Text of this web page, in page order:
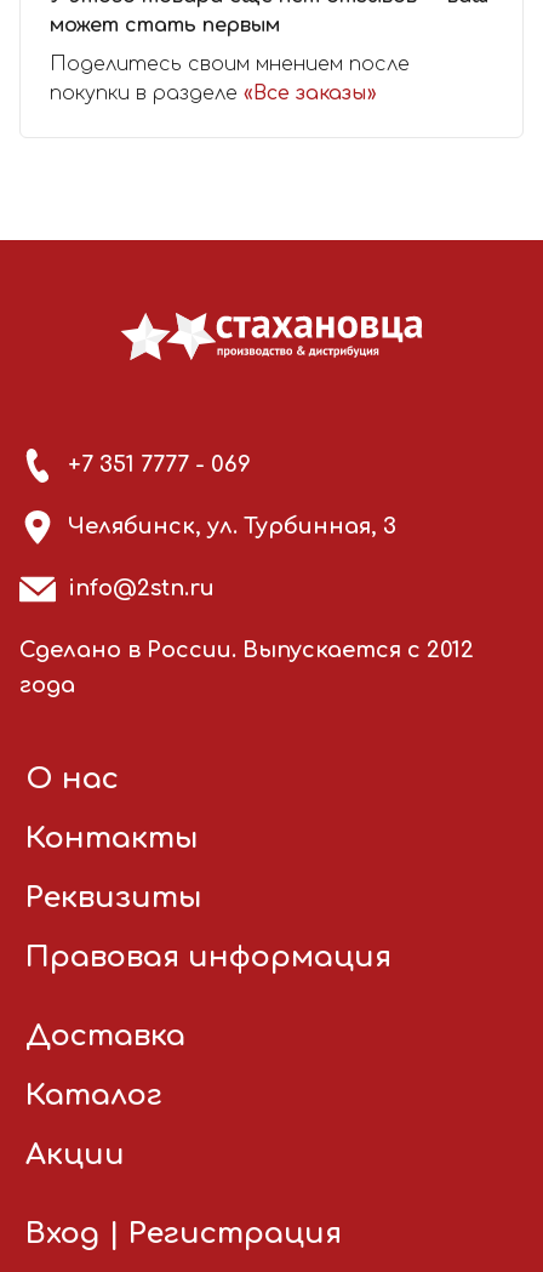
может стать первым
Поделитесь своим мнением после
покупки в разделе «Все заказы»
+7 351 7777 - 069
Челябинск, ул. Турбинная, 3
info@2stn.ru
Сделано в России. Выпускается с 2012
года
О нас
Контакты
Реквизиты
Правовая информация
Доставка
Каталог
Акции
Вход Регистрация